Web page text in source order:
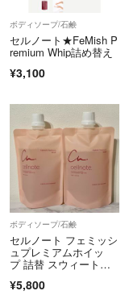
ボディソープ/石鹸
セルノート★FeMish P
remium Whip詰め替え
¥3,100
ボディソープ/石鹸
セルノート フェミッシ
ュプレミアムホイッ
プ 詰替 スウィートピ
¥5,800